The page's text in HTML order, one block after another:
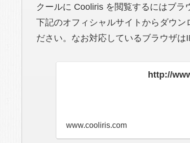
クールに Cooliris を閲覧するにはブラ
下記のオフィシャルサイトからダウ
ださい。なお対応しているブラウザは
http://
www.cooliris.com